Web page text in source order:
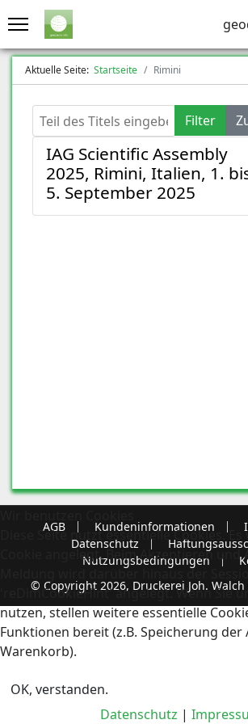
Aktuelle Seite: Startseite Rimini
Teil des Titels eingeben Filter
IAG Scientific Assembly
2025, Rimini, Italien, 1.
5. September 2025
AGB Kundeninformationen
Datenschutz
Nutzungsbedingungen
© Copyright 2026, Druckerei Joh. Walch
Diese Seite nutzt essentielle Cookies. Es
Cookie angelegt. Beim Akzeptieren und
Meldung wird darüber hinaus der
'reDimCookieHint' angelegt. Wenn Sie
nutzen, stellen weitere essentielle
Funktionen bereit (z.B. Speicherung der
Warenkorb).
OK, verstanden.
Datenschutz |